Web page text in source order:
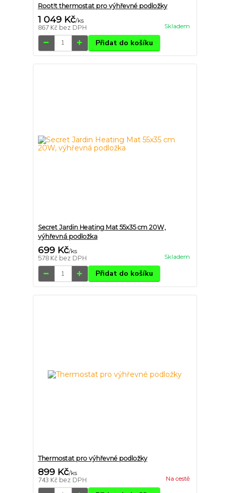
Root!t thermostat pro výhřevné podložky
1 049 Kč/ks
867 Kč bez DPH Skladem
Přidat do košíku
Secret Jardin Heating Mat 55x35 cm 20W,
výhřevná podložka
699 Kč/ks
578 Kč bez DPH Skladem
Přidat do košíku
Thermostat pro výhřevné podložky
899 Kč/ks
743 Kč bez DPH Na cestě